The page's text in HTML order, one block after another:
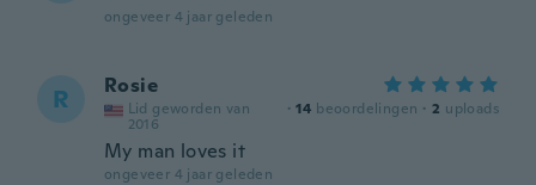
ongeveer 4 jaar geleden
R Rosie
Lid geworden van
2016
· 14 beoordelingen · 2 uploads
My man loves it
ongeveer 4 jaar geleden